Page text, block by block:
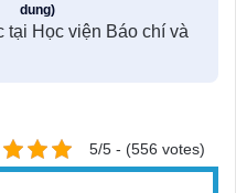
dung)
tại Học viện Báo chí và
5/5 - (556 votes)